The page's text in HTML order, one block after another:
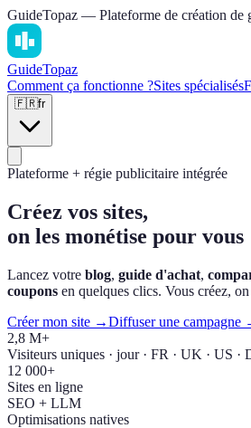
GuideTopaz — Plateforme de création de
GuideTopaz
Comment ça fonctionne ?Sites spécialisés
🇫🇷fr
Plateforme + régie publicitaire intégrée
Créez vos sites,
on les monétise pour vous
Lancez votre blog, guide d'achat,
coupons en quelques clics. Vous créez,
Créer mon site →Diffuser une campagne
2,8 M+
Visiteurs uniques · jour · FR · UK · US ·
12 000+
Sites en ligne
SEO + LLM
Optimisations natives